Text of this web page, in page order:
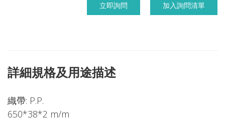
立即詢問 加入詢問清單
詳細規格及用途描述
織帶: P.P.
650*38*2 m/m